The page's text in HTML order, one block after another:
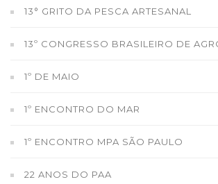
13° GRITO DA PESCA ARTESANAL
13º CONGRESSO BRASILEIRO DE
1º DE MAIO
1º ENCONTRO DO MAR
1º ENCONTRO MPA SÃO PAULO
22 ANOS DO PAA